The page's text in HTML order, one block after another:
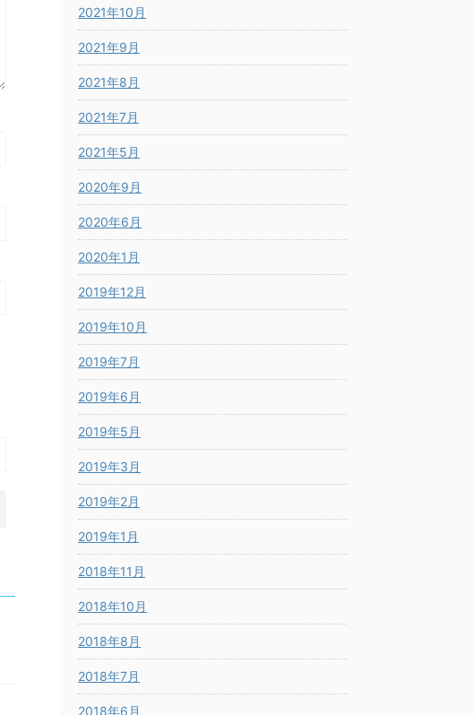
2021年10月
2021年9月
2021年8月
2021年7月
2021年5月
2020年9月
2020年6月
2020年1月
2019年12月
2019年10月
2019年7月
2019年6月
2019年5月
2019年3月
2019年2月
2019年1月
2018年11月
2018年10月
2018年8月
2018年7月
2018年6月